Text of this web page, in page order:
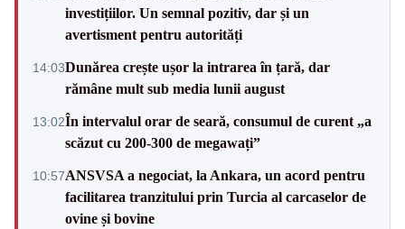
investițiilor. Un semnal pozitiv, dar și un
avertisment pentru autorități
14:03Dunărea crește ușor la intrarea în țară, dar
rămâne mult sub media lunii august
13:02În intervalul orar de seară, consumul de curent „a
scăzut cu 200-300 de megawați”
10:57ANSVSA a negociat, la Ankara, un acord pentru
facilitarea tranzitului prin Turcia al carcaselor de
ovine și bovine